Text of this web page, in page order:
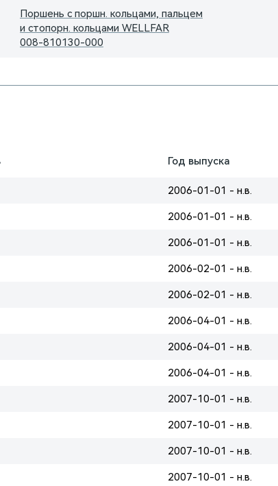
Поршень с поршн. кольцами, пальцем
и стопорн. кольцами WELLFAR
008-810130-000
Год выпуска
2006-01-01 - н.в.
2006-01-01 - н.в.
2006-01-01 - н.в.
2006-02-01 - н.в.
2006-02-01 - н.в.
2006-04-01 - н.в.
2006-04-01 - н.в.
2006-04-01 - н.в.
2007-10-01 - н.в.
2007-10-01 - н.в.
2007-10-01 - н.в.
2007-10-01 - н.в.